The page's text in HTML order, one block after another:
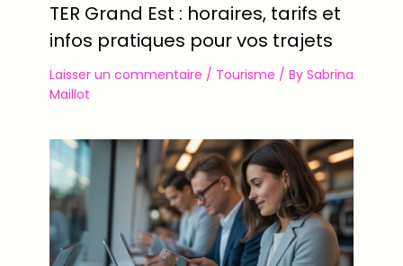
TER Grand Est : horaires, tarifs et
infos pratiques pour vos trajets
Laisser un commentaire / Tourisme / By Sabrina
Maillot